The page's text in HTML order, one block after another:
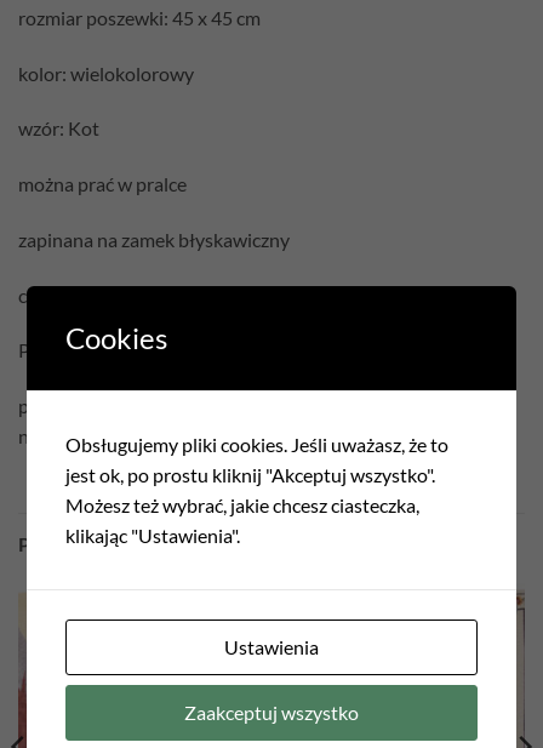
rozmiar poszewki: 45 x 45 cm
kolor: wielokolorowy
wzór: Kot
można prać w pralce
zapinana na zamek błyskawiczny
cena podana jest za samą poszewkę bez wypełnienia
Pielęgnacja:
prać w temperaturze 30°C
nie czyścić chemicznie
PODOBNE PRODUKTY
Cookies
Obsługujemy pliki cookies. Jeśli uważasz, że to
jest ok, po prostu kliknij "Akceptuj wszystko".
Możesz też wybrać, jakie chcesz ciasteczka,
klikając "Ustawienia".
Ustawienia
Zaakceptuj wszystko